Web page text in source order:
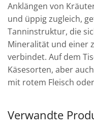
Anklängen von
und üppig zugleich,
Tanninstruktur, die
Mineralität und einer
verbindet. Auf dem
Käsesorten, aber
mit rotem Fleisch
Verwandte